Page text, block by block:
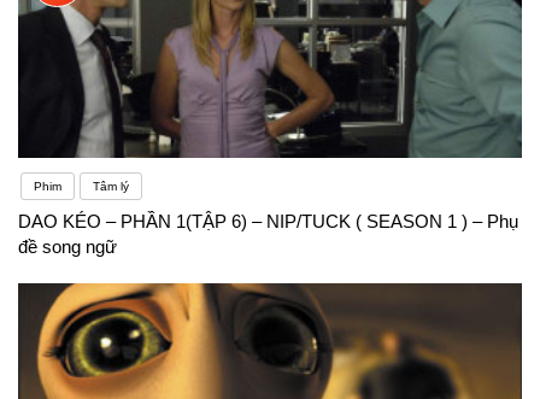
Phim Tâm lý
DAO KÉO – PHẦN 1(TẬP 6) – NIP/TUCK ( SEASON 1 ) – Phụ
đề song ngữ